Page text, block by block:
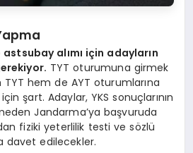
alımı için adayların
TYT oturumuna girmek
hem de AYT oturumlarına
şart. Adaylar, YKS sonuçlarının
Jandarma’ya başvuruda
fiziki yeterlilik testi ve sözlü
davet edilecekler.